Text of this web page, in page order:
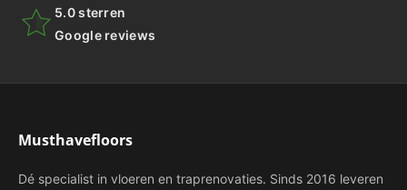
5.0 sterren
Google reviews
Musthavefloors
Dé specialist in vloeren en traprenovaties. Sinds 2016 leveren